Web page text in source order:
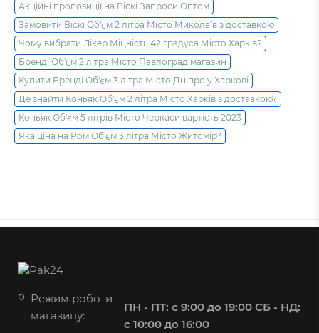
Акційні пропозиції на Віскі Запроси Оптом
Замовити Віскі Об'єм 2 літра Місто Миколаїв з доставкою
Чому вибрати Лікер Міцність 42 градуса Місто Харків?
Бренді Об'єм 2 літра Місто Павлоград магазин
Купити Бренді Об'єм 3 літра Місто Дніпро у Харкові
Де знайти Коньяк Об'єм 2 літра Місто Харків з доставкою?
Коньяк Об'єм 5 літрів Місто Черкаси вартість 2023
Яка ціна на Ром Об'єм 3 літра Місто Житомір?
Режим роботи
магазину:
ПН - ПТ: с 9:00 до 19:00 СБ - НД:
с 10:00 до 16:00